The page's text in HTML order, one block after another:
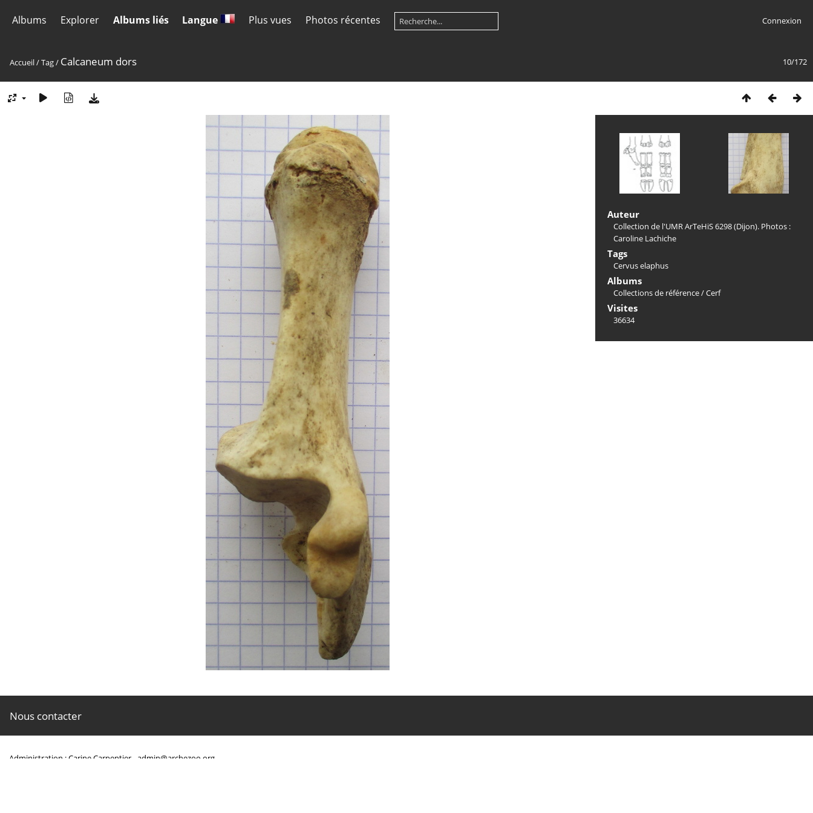
Albums Explorer Albums liés Langue Plus vues Photos récentes Connexion
10/172
Accueil/Tag/ Calcaneum dors
Auteur
Collection de l'UMR ArTeHiS 6298 (Dijon). Photos :
Caroline Lachiche
Tags
Cervus elaphus
Albums
Collections de référence/Cerf
Visites
36634
Nous contacter
Administration : Carine Carpentier - admin@archezoo.org